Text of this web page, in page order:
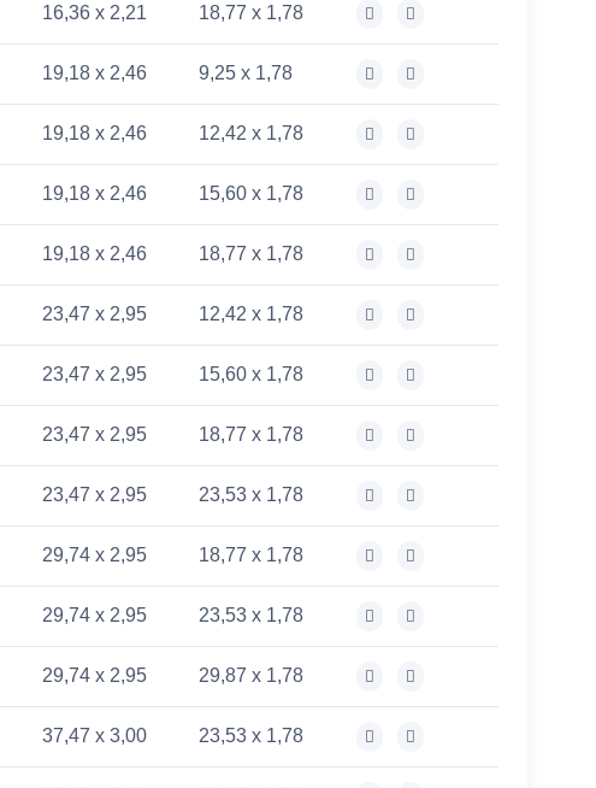
16,36 x 2,21 18,77 x 1,78
19,18 x 2,46 9,25 x 1,78
19,18 x 2,46 12,42 x 1,78
19,18 x 2,46 15,60 x 1,78
19,18 x 2,46 18,77 x 1,78
23,47 x 2,95 12,42 x 1,78
23,47 x 2,95 15,60 x 1,78
23,47 x 2,95 18,77 x 1,78
23,47 x 2,95 23,53 x 1,78
29,74 x 2,95 18,77 x 1,78
29,74 x 2,95 23,53 x 1,78
29,74 x 2,95 29,87 x 1,78
37,47 x 3,00 23,53 x 1,78